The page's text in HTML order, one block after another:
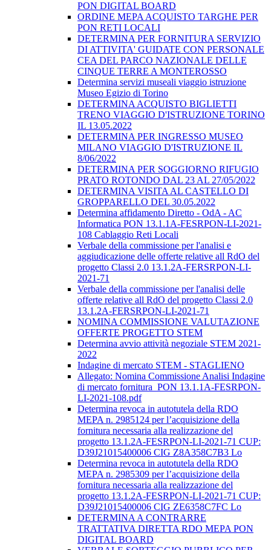
PON DIGITAL BOARD
ORDINE MEPA ACQUISTO TARGHE PER
PON RETI LOCALI
DETERMINA PER FORNITURA SERVIZIO
DI ATTIVITA' GUIDATE CON PERSONALE
CEA DEL PARCO NAZIONALE DELLE
CINQUE TERRE A MONTEROSSO
Determina servizi museali viaggio istruzione
Museo Egizio di Torino
DETERMINA ACQUISTO BIGLIETTI
TRENO VIAGGIO D'ISTRUZIONE TORINO
IL 13.05.2022
DETERMINA PER INGRESSO MUSEO
MILANO VIAGGIO D'ISTRUZIONE IL
8/06/2022
DETERMINA PER SOGGIORNO RIFUGIO
PRATO ROTONDO DAL 23 AL 27/05/2022
DETERMINA VISITA AL CASTELLO DI
GROPPARELLO DEL 30.05.2022
Determina affidamento Diretto - OdA - AC
Informatica PON 13.1.1A-FESRPON-LI-2021-
108 Cablaggio Reti Locali
Verbale della commissione per l'analisi e
aggiudicazione delle offerte relative all RdO del
progetto Classi 2.0 13.1.2A-FERSRPON-LI-
2021-71
Verbale della commissione per l'analisi delle
offerte relative all RdO del progetto Classi 2.0
13.1.2A-FERSRPON-LI-2021-71
NOMINA COMMISSIONE VALUTAZIONE
OFFERTE PROGETTO STEM
Determina avvio attività negoziale STEM 2021-
2022
Indagine di mercato STEM - STAGLIENO
Allegato: Nomina Commissione Analisi Indagine
di mercato fornitura_PON 13.1.1A-FESRPON-
LI-2021-108.pdf
Determina revoca in autotutela della RDO
MEPA n. 2985124 per l’acquisizione della
fornitura necessaria alla realizzazione del
progetto 13.1.2A-FESRPON-LI-2021-71 CUP:
D39J21015400006 CIG Z8A358C7B3 Lo
Determina revoca in autotutela della RDO
MEPA n. 2985309 per l’acquisizione della
fornitura necessaria alla realizzazione del
progetto 13.1.2A-FESRPON-LI-2021-71 CUP:
D39J21015400006 CIG ZE6358C7FC Lo
DETERMINA A CONTRARRE
TRATTATIVA DIRETTA RDO MEPA PON
DIGITAL BOARD